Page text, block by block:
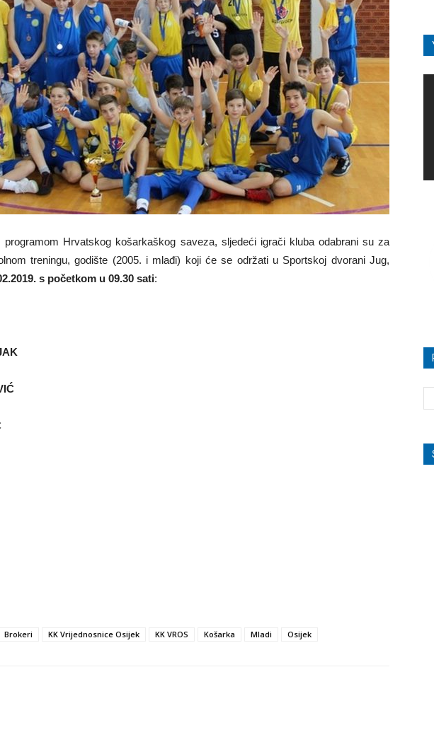
Hrvatskog košarkaškog saveza, sljedeći igrači kluba odabrani su za
treningu, godište (2005. i mlađi) koji će se održati u Sportskoj dvorani Jug,
s početkom u 09.30 sati:
Brokeri KK Vrijednosnice Osijek KK VROS Košarka Mladi Osijek